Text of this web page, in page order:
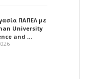
ΠΑΠΕΛ με
University
and …